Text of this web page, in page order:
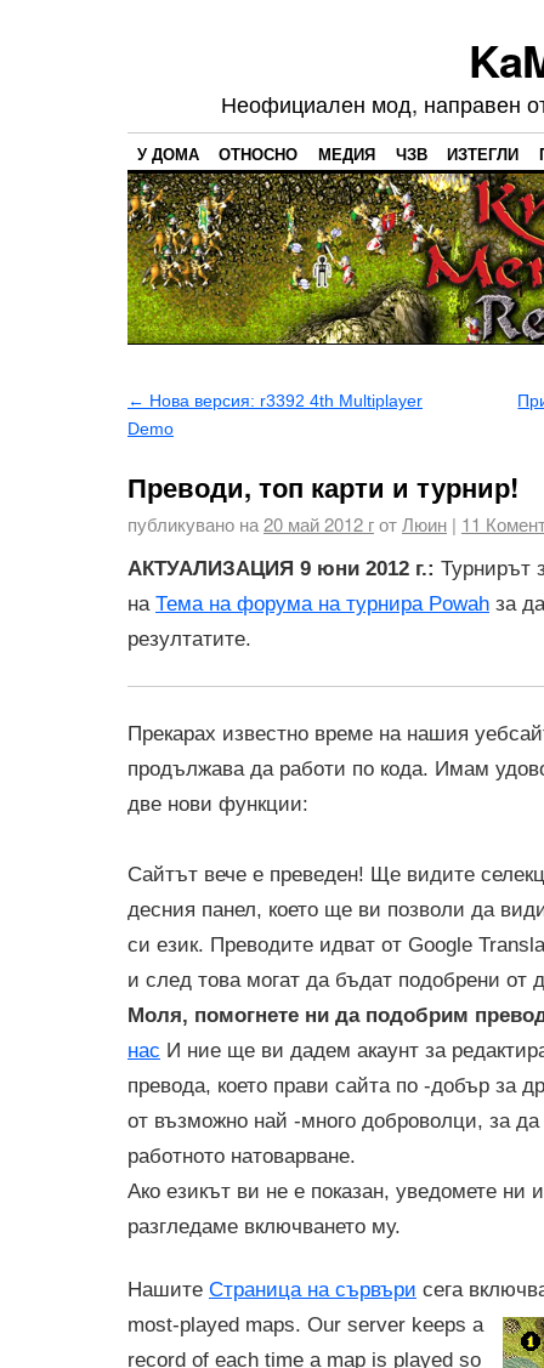
Неофициален мод, направен
У ДОМА ОТНОСНО МЕДИЯ ЧЗВ ИЗТЕГЛИ
← Нова версия: r3392 4th Multiplayer
Demo
Преводи, топ карти и турнир!
публикувано на20 май 2012 гот Люин | 11
АКТУАЛИЗАЦИЯ 9 юни 2012 г.: Турнирът
на Тема на форума на турнира Powah за
резултатите.
Прекарах известно време на нашия
продължава да работи по кода. Имам
две нови функции:
Сайтът вече е преведен! Ще видите
десния панел, което ще ви позволи да
си език. Преводите идват от Google
и след това могат да бъдат подобрени от
Моля, помогнете ни да подобрим
нас И ние ще ви дадем акаунт за
превода, което прави сайта по -добър за
от възможно най -много доброволци, за да
работното натоварване.
Ако езикът ви не е показан, уведомете ни
разгледаме включването му.
Нашите Страница на сървъри сега
most-played maps. Our server keeps a
record of each time a map is played so